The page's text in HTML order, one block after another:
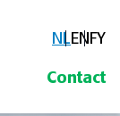
NLENFY
Contact